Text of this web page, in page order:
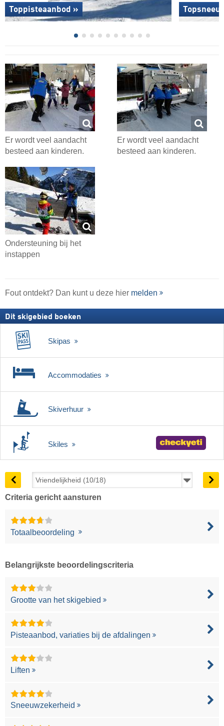
Toppisteaanbod »
Er wordt veel aandacht
besteed aan kinderen.
Er wordt veel aandacht
besteed aan kinderen.
Ondersteuning bij het
instappen
Fout ontdekt? Dan kunt u deze hier melden
Dit skigebied boeken
Skipas
Accommodaties
Skiverhuur
Skiles
Criteria gericht aansturen
Totaalbeoordeling
Belangrijkste beoordelingscriteria
Grootte van het skigebied
Pisteaanbod, variaties bij de afdalingen
Liften
Sneeuwzekerheid